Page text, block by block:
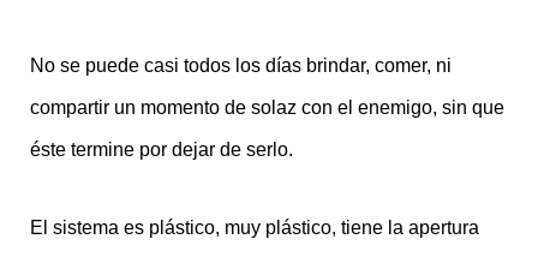
No se puede casi todos los días brindar, comer, ni
compartir un momento de solaz con el enemigo, sin que
éste termine por dejar de serlo.
El sistema es plástico, muy plástico, tiene la apertura